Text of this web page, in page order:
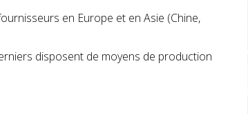
en Europe et en Asie (Chine,
disposent de moyens de production